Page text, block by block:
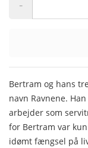
-
Bertram og hans
navn Ravnene.
arbejder som
for Bertram var
idømt fængsel på